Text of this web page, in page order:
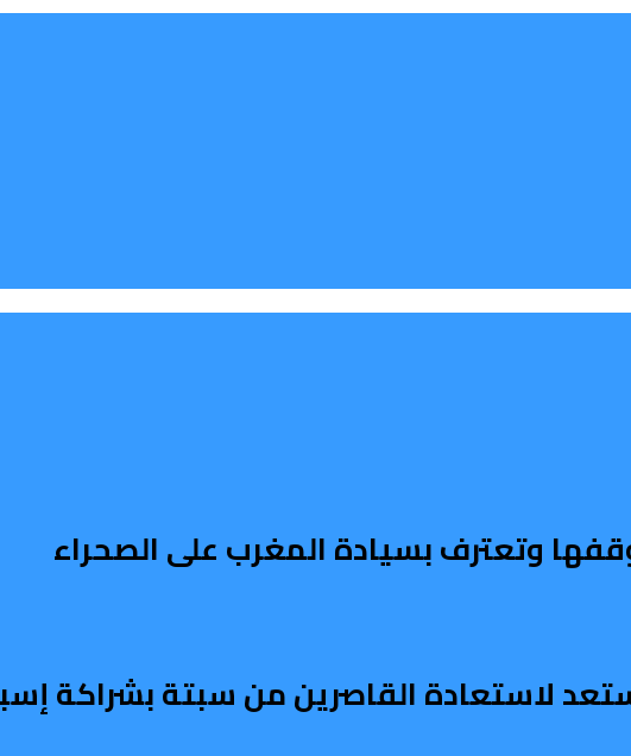
وتعترف بسيادة المغرب على الصحراء
لاستعادة القاصرين من سبتة بشراكة